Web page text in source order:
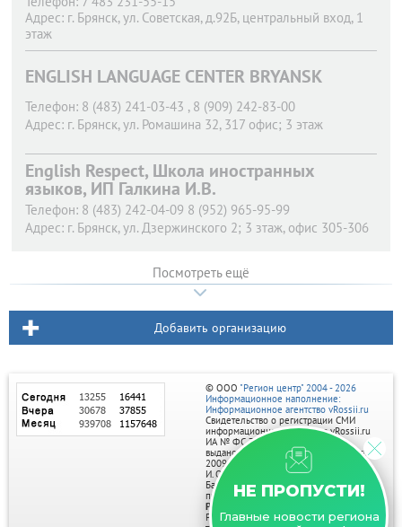
Адрес: г. Брянск, ул. Советская, д.92Б, центральный вход, 1
этаж
ENGLISH LANGUAGE CENTER BRYANSK
Телефон: 8 (483) 241-03-43 , 8 (909) 242-83-00
Адрес: г. Брянск, ул. Ромашина 32, 317 офис; 3 этаж
English Respect, Школа иностранных
языков, ИП Галкина И.В.
Телефон: 8 (483) 242-04-09 8 (952) 965-95-99
Адрес: г. Брянск, ул. Дзержинского 2; 3 зтаж, офис 305-306
Посмотреть ещё
Добавить организацию
НЕ ПРОПУСТИ!
Главные новости региона
© ООО "Регион центр" 2004 - 2026
Информационное наполнение:
Информационное агентство vRossii.ru
Свидетельство о регистрации СМИ
информационного агентства vRossii.ru
ИА № ФС 77‑35502
выдано РОСКОМНАДЗОРом 04 марта
2009г.
И. О. Главного редактора Нарыков А. Н.
Баннеры на портале размещаются на
правах рекламы.
Реклама на портале:
Рекламное агентство "Умный маркетинг"